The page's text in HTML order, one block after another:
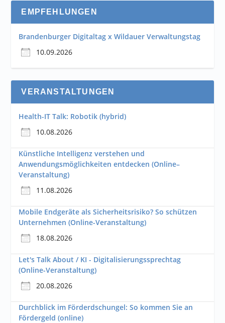
EMPFEHLUNGEN
Brandenburger Digitaltag x Wildauer Verwaltungstag
10.09.2026
VERANSTALTUNGEN
Health-IT Talk: Robotik (hybrid)
10.08.2026
Künstliche Intelligenz verstehen und
Anwendungsmöglichkeiten entdecken (Online–
Veranstaltung)
11.08.2026
Mobile Endgeräte als Sicherheitsrisiko? So schützen
Unternehmen (Online-Veranstaltung)
18.08.2026
Let's Talk About / KI - Digitalisierungssprechtag
(Online-Veranstaltung)
20.08.2026
Durchblick im Förderdschungel: So kommen Sie an
Fördergeld (online)